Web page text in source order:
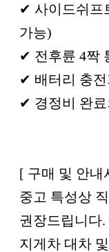
✔ 사이드쉬프
가능)
✔ 전후륜 4짝
✔ 배터리 충
✔ 경정비 완
[ 구매 및 안내
중고 특성상
권장드립니다.
지게차 대차